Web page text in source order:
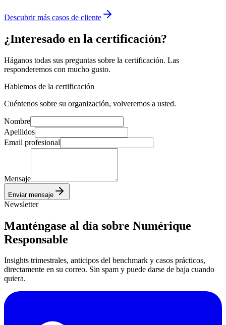
Descubrir más casos de cliente
¿Interesado en la certificación?
Háganos todas sus preguntas sobre la certificación. Las
responderemos con mucho gusto.
Hablemos de la certificación
Cuéntenos sobre su organización, volveremos a usted.
Nombre
Apellidos
Email profesional
Mensaje
Enviar mensaje
Newsletter
Manténgase al día sobre Numérique
Responsable
Insights trimestrales, anticipos del benchmark y casos prácticos,
directamente en su correo. Sin spam y puede darse de baja cuando
quiera.